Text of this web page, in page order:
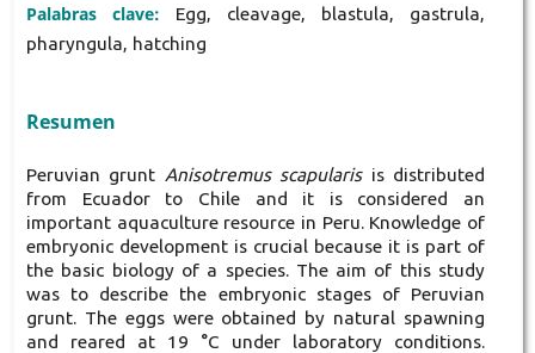
Palabras clave:
Egg, cleavage, blastula, gastrula,
pharyngula, hatching
Resumen
Peruvian grunt Anisotremus scapularisis distributed
from Ecuador to Chile and it is considered an
important aquaculture resource in Peru. Knowledge of
embryonic development is crucial because it is part of
the basic biology of a species. The aim of this study
was to describe the embryonic stages of Peruvian
grunt. The eggs were obtained by natural spawning
and reared at 19 °C under laboratory conditions.